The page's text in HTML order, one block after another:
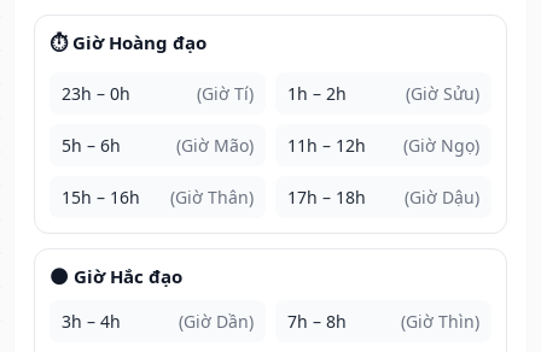
⏱️ Giờ Hoàng đạo
23h – 0h (Giờ Tí) 1h – 2h (Giờ Sửu)
5h – 6h (Giờ Mão) 11h – 12h (Giờ Ngọ)
15h – 16h (Giờ Thân) 17h – 18h (Giờ Dậu)
🌑 Giờ Hắc đạo
3h – 4h (Giờ Dần) 7h – 8h (Giờ Thìn)